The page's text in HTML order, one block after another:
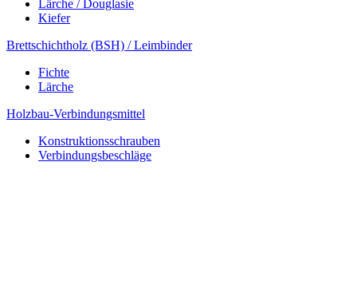
Lärche / Douglasie
Kiefer
Brettschichtholz (BSH) / Leimbinder
Fichte
Lärche
Holzbau-Verbindungsmittel
Konstruktionsschrauben
Verbindungsbeschläge